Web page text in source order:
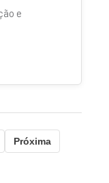
e
Próxima